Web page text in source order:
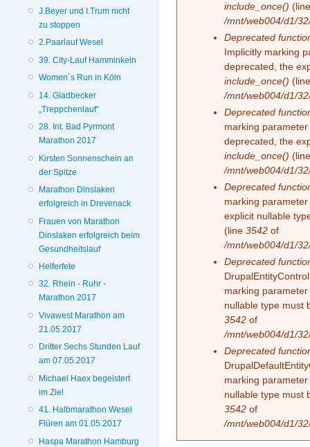
J.Beyer und I.Trum nicht
zu stoppen
2.Paarlauf Wesel
39. City-Lauf Hamminkeln
Women´s Run in Köln
14. Gladbecker
„Treppchenlauf“
28. Int. Bad Pyrmont
Marathon 2017
Kirsten Sonnenschein an
der Spitze
Marathon Dinslaken
erfolgreich in Drevenack
Frauen von Marathon
Dinslaken erfolgreich beim
Gesundheitslauf
Helferfete
32. Rhein - Ruhr -
Marathon 2017
Vivawest Marathon am
21.05.2017
Dritter Sechs Stunden Lauf
am 07.05.2017
Michael Haex begeistert
im Ziel
41. Halbmarathon Wesel
Flüren am 01.05.2017
Haspa Marathon Hamburg
include_once()
/mnt/web004/d1/
Deprecated
Implicitly marking
deprecated, the
include_once()
/mnt/web004/d1/
Deprecated
marking
deprecated, the
include_once()
/mnt/web004/d1/
Deprecated
marking
explicit nullable
(line3542 of
/mnt/web004/d1/
Deprecated
marking
nullable type must
3542 of
/mnt/web004/d1/
Deprecated
marking
nullable type must
3542 of
/mnt/web004/d1/